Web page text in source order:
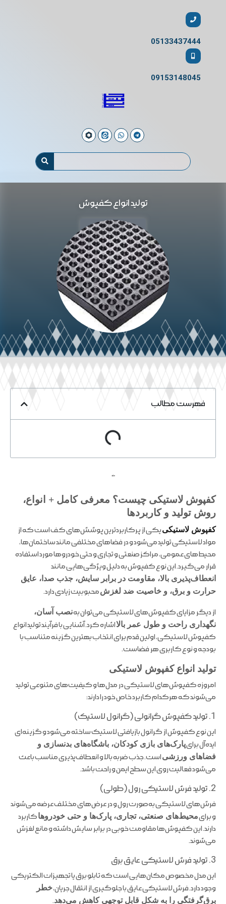
05133437444
09153148045
تولید انواع کفپوش
خواندن مقاله
فهرست مطالب
ملند
کفپوش لاستیکی چیست؟ معرفی کامل + انواع،
روش تولید و کاربردها
کفپوش لاستیکییکی از پرکاربردترین پوشش‌های کف است که از
مواد لاستیکی تولید می‌شود و در فضاهای مختلفی مانند ساختمان‌ها،
محیط‌های عمومی، مراکز صنعتی و تجاری و حتی خودروها مورد استفاده
قرار می‌گیرد. این نوع کفپوش به دلیل ویژگی‌هایی مانند
انعطاف‌پذیری بالا، مقاومت در برابر سایش، جذب صدا، عایق
حرارت و برق، و خاصیت ضد لغزشمحبوبیت زیادی دارد.
از دیگر مزایای کفپوش‌های لاستیکی می‌توان بهنصب آسان،
نگهداری راحت و طول عمر بالااشاره کرد. آشنایی با فرآیند تولید انواع
کفپوش لاستیکی، اولین قدم برای انتخاب بهترین گزینه متناسب با
بودجه و نوع کاربری هر فضاست.
تولید انواع کفپوش لاستیکی
امروزه کفپوش‌های لاستیکی در مدل‌ها و کیفیت‌های متنوعی تولید
می‌شوند که هرکدام کاربرد خاص خود را دارند:
1. تولید کفپوش گرانولی (گرانول لاستیک)
این نوع کفپوش از گرانول بازیافتی لاستیک ساخته می‌شود و گزینه‌ای
ایده‌آل برایپارک‌های بازی کودکان، باشگاه‌های بدنسازی و
فضاهای ورزشیاست. جذب ضربه بالا و انعطاف‌پذیری مناسب باعث
می‌شود فعالیت روی این سطح ایمن و راحت باشد.
2. تولید فرش لاستیکی رول (طولی)
فرش‌های لاستیکی به‌صورت رول و در عرض‌های مختلف عرضه می‌شوند
و برایمحیط‌های صنعتی، تجاری، پارک‌ها و حتی خودروهاکاربرد
دارند. این کفپوش‌ها مقاومت خوبی در برابر سایش داشته و مانع لغزش
می‌شوند.
3. تولید فرش لاستیکی عایق برق
این مدل مخصوص مکان‌هایی است که تابلو برق یا تجهیزات الکتریکی
وجود دارد. فرش لاستیکی عایق با جلوگیری از انتقال جریان،خطر
برق‌گرفتگی را به شکل قابل توجهی کاهش می‌دهد.